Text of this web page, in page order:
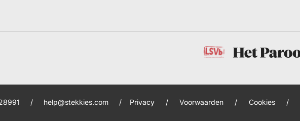
/ help@stekkies.com / Privacy / Voorwaarden / Cookies /